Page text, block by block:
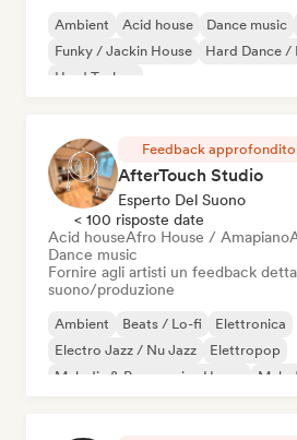
Ambient Acid house Dance music
Funky / Jackin House
Hard Dance
Hard Techno
Feedback approfondito
AfterTouch Studio
Esperto Del Suono
< 100 risposte date
Acid houseAfro House / Amapiano
Dance music
Fornire agli artisti un feedback
suono/produzione
Ambient Beats / Lo-fi
Elettronica
Electro Jazz / Nu Jazz
Elettropop
Melodic & Progressive House